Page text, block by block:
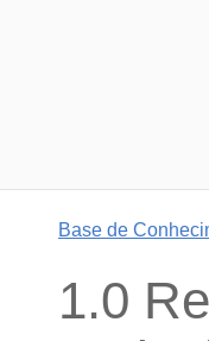
Base de
1.0